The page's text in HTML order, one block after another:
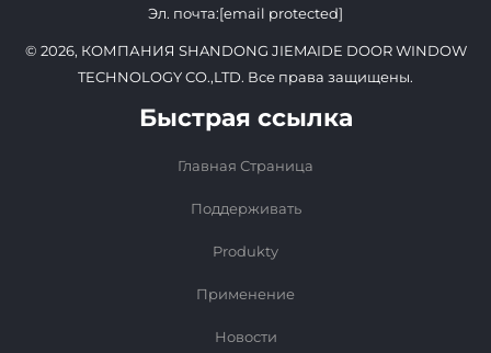
Эл. почта:[email protected]
© 2026, КОМПАНИЯ SHANDONG JIEMAIDE DOOR WINDOW
TECHNOLOGY CO.,LTD. Все права защищены.
Быстрая ссылка
Главная Страница
Поддерживать
Produkty
Применение
Новости